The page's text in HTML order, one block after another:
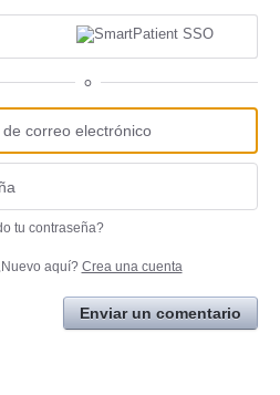
o
tu contraseña?
aquí? Crea una cuenta
Enviar un comentario